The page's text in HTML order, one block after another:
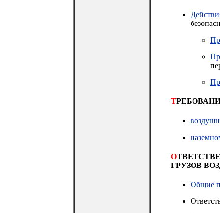
Т
О
ГРУЗОВ
Общие